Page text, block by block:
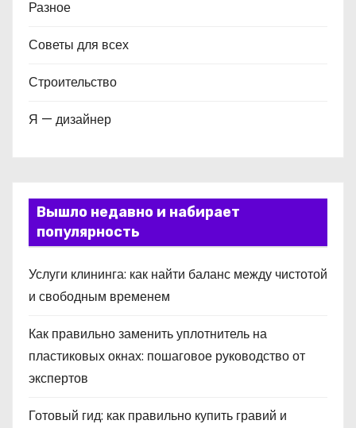
Разное
Советы для всех
Строительство
Я — дизайнер
Вышло недавно и набирает
популярность
Услуги клининга: как найти баланс между чистотой
и свободным временем
Как правильно заменить уплотнитель на
пластиковых окнах: пошаговое руководство от
экспертов
Готовый гид: как правильно купить гравий и